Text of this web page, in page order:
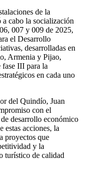
de la
cabo la socialización
007 y 009 de 2025,
el Desarrollo
desarrolladas en
Armenia y Pijao,
fase III para la
en cada uno
del Quindío, Juan
con el
desarrollo económico
estas acciones, la
proyectos que
y la
turístico de calidad